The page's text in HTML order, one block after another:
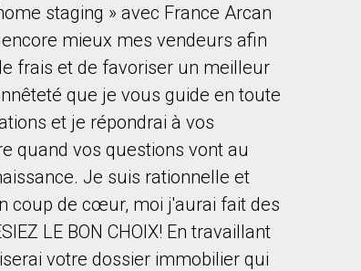
staging » avec France Arcan
mieux mes vendeurs afin
frais et de favoriser un meilleur
que je vous guide en toute
et je répondrai à vos
quand vos questions vont au
Je suis rationnelle et
coup de cœur, moi j'aurai fait des
LE BON CHOIX! En travaillant
votre dossier immobilier qui